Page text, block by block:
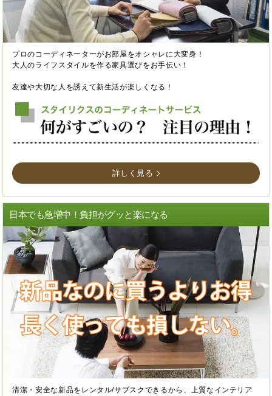
プロのコーディネーターがお部屋をオシャレに大変身！
大人のライフスタイルを作る家具選びをお手伝い！
友達や大切な人を誘えて新生活が楽しくなる！
詳しく見る
日本でも急増中！負担がグッと楽になる
清潔・安全な新品をレンタル/サブスクできるから、上質なインテリア